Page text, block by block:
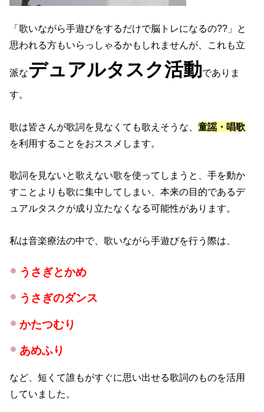
「歌いながら手遊びをするだけで脳トレになるの??」と
思われる方もいらっしゃるかもしれませんが、これも立
派なデュアルタスク活動でありま
す。
歌は皆さんが歌詞を見なくても歌えそうな、童謡・唱歌
を利用することをおススメします。
歌詞を見ないと歌えない歌を使ってしまうと、手を動か
すことよりも歌に集中してしまい、本来の目的であるデ
ュアルタスクが成り立たなくなる可能性があります。
私は音楽療法の中で、歌いながら手遊びを行う際は、
うさぎとかめ
うさぎのダンス
かたつむり
あめふり
など、短くて誰もがすぐに思い出せる歌詞のものを活用
していました。